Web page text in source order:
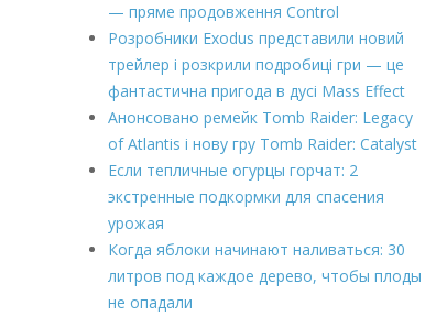
— пряме продовження Control
Розробники Exodus представили новий
трейлер і розкрили подробиці гри — це
фантастична пригода в дусі Mass Effect
Анонсовано ремейк Tomb Raider: Legacy
of Atlantis і нову гру Tomb Raider: Catalyst
Если тепличные огурцы горчат: 2
экстренные подкормки для спасения
урожая
Когда яблоки начинают наливаться: 30
литров под каждое дерево, чтобы плоды
не опадали